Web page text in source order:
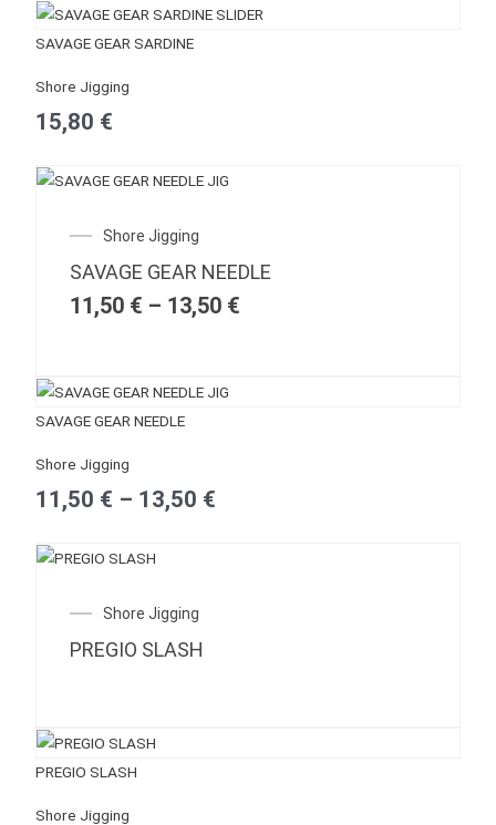
SAVAGE GEAR SARDINE
Shore Jigging
15,80 €
Shore Jigging
SAVAGE GEAR NEEDLE
11,50 € – 13,50 €
range:
11,50 €
SAVAGE GEAR NEEDLE
Shore Jigging
11,50 € – 13,50 €
Price
Shore Jigging
PREGIO SLASH
PREGIO SLASH
Shore Jigging